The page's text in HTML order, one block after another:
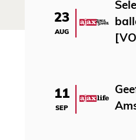
23
AUG
11
SEP